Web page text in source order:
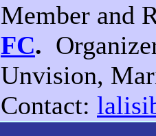
Member and
FC.
Unvision,
Contact: